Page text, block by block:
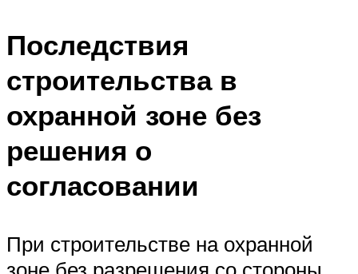
Последствия
строительства в
охранной зоне без
решения о
согласовании
При строительстве на охранной